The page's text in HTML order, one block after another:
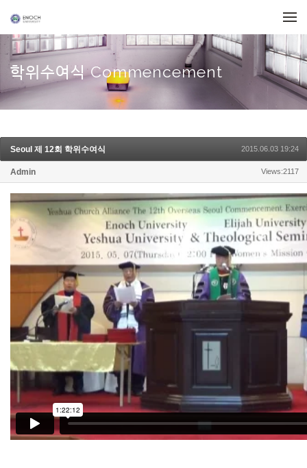
학위수여식 Commencement
Seoul 제 12회 학위수여식 2015.06.03 19:24
Admin Views:2117